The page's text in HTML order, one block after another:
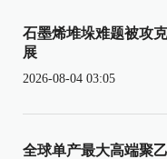
石墨烯堆垛难题被攻
展
2026-08-04 03:05
全球单产最大高端聚